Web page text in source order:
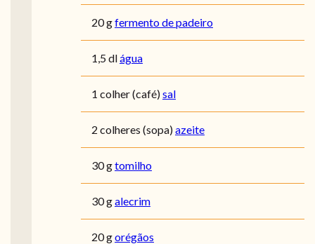
20 gfermento de padeiro
1,5 dlágua
1 colher (café)sal
2 colheres (sopa)azeite
30 gtomilho
30 galecrim
20 gorégãos